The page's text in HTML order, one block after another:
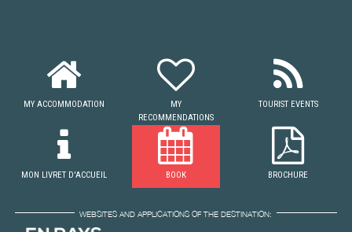
MY ACCOMMODATION
MY
RECOMMENDATIONS
TOURIST EVENTS
MON LIVRET D'ACCUEIL BOOK BROCHURE
WEBSITES AND APPLICATIONS OF THE DESTINATION: